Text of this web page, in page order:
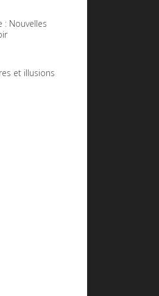
: Nouvelles
et illusions